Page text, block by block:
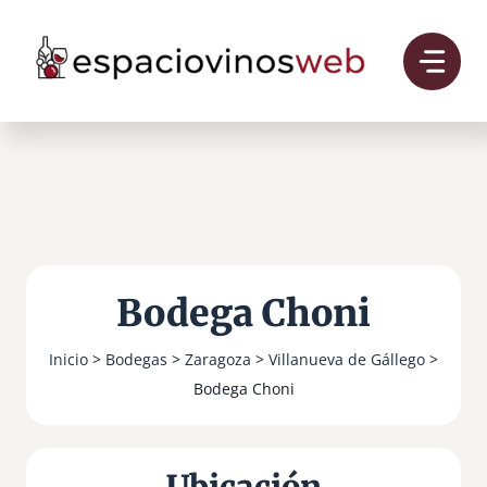
contenido
Bodega Choni
Inicio > Bodegas > Zaragoza > Villanueva de Gállego >
Bodega Choni